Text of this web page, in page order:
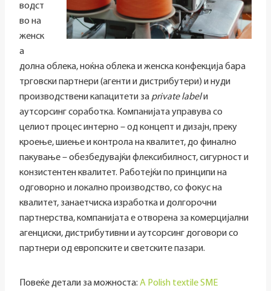
водст
во на
женск
а
долна облека, ноќна облека и женска конфекција бара
трговски партнери (агенти и дистрибутери) и нуди
производствени капацитети за private labelи
аутсорсинг соработка. Компанијата управува со
целиот процес интерно – од концепт и дизајн, преку
кроење, шиење и контрола на квалитет, до финално
пакување – обезбедувајќи флексибилност, сигурност и
конзистентен квалитет. Работејќи по принципи на
одговорно и локално производство, со фокус на
квалитет, занаетчиска изработка и долгорочни
партнерства, компанијата е отворена за комерцијални
агенциски, дистрибутивни и аутсорсинг договори со
партнери од европските и светските пазари.
Повеќе детали за можноста: A Polish textile SME